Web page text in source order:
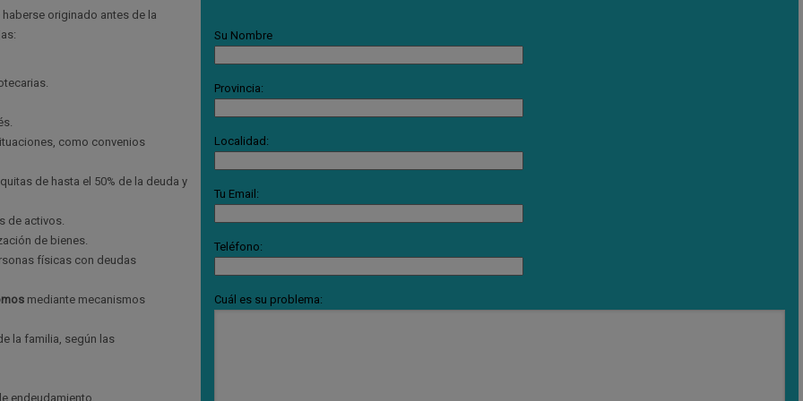
originado antes de la
como convenios
de hasta el 50% de la deuda y
de activos.
de bienes.
físicas con deudas
mediante mecanismos
la familia, según las
endeudamiento.
Su Nombre
Provincia:
Localidad:
Tu Email:
Teléfono:
Cuál es su problema: